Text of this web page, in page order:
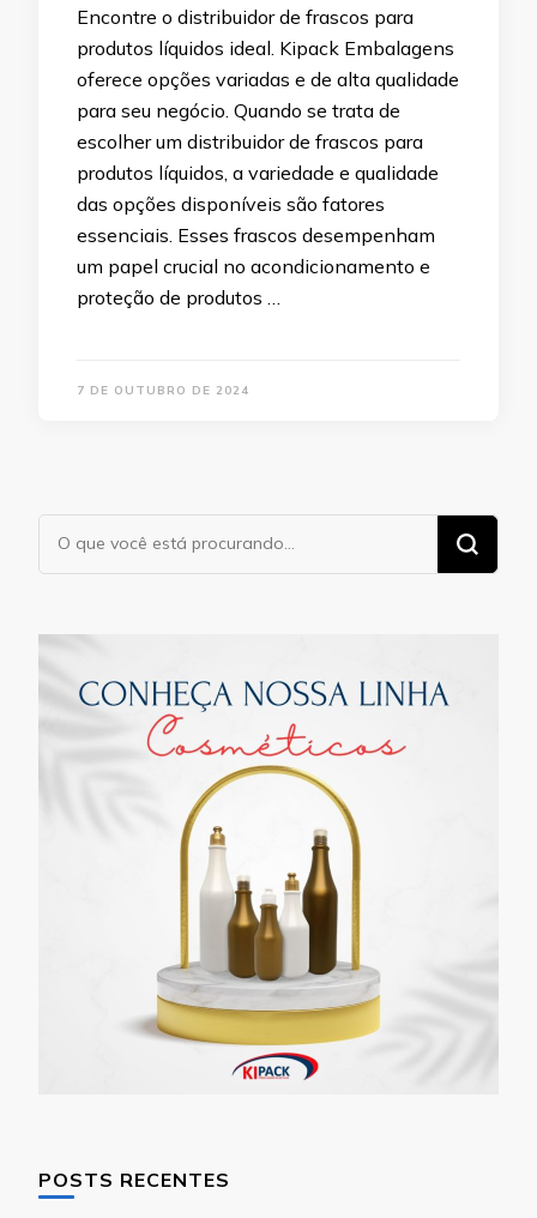
Encontre o distribuidor de frascos para
produtos líquidos ideal. Kipack Embalagens
oferece opções variadas e de alta qualidade
para seu negócio. Quando se trata de
escolher um distribuidor de frascos para
produtos líquidos, a variedade e qualidade
das opções disponíveis são fatores
essenciais. Esses frascos desempenham
um papel crucial no acondicionamento e
proteção de produtos …
7 DE OUTUBRO DE 2024
Procurando
algo?
POSTS RECENTES